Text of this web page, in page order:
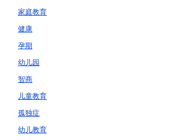
家庭教育
健康
孕期
幼儿园
智商
儿童教育
孤独症
幼儿教育